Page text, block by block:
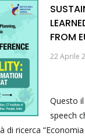
FROM
22 Aprile
Questo
speech
di ricerca